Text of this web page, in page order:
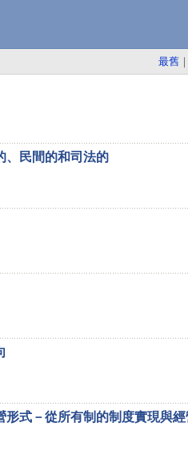
最舊 ｜
、民間的和司法的
式－從所有制的制度實現與